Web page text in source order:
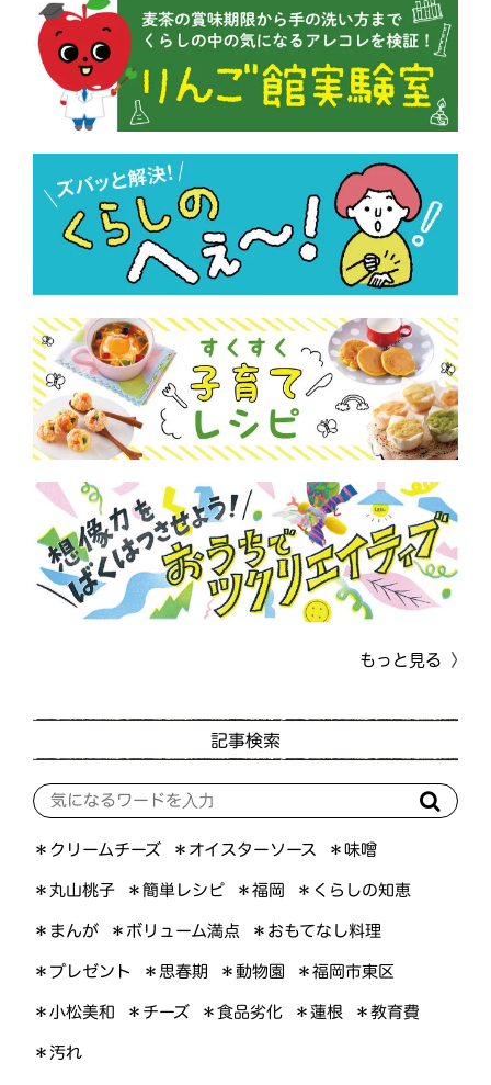
もっと見る
記事検索
＊クリームチーズ ＊オイスターソース ＊味噌
＊丸山桃子 ＊簡単レシピ ＊福岡 ＊くらしの知恵
＊まんが ＊ボリューム満点 ＊おもてなし料理
＊プレゼント ＊思春期 ＊動物園 ＊福岡市東区
＊小松美和 ＊チーズ ＊食品劣化 ＊蓮根 ＊教育費
＊汚れ